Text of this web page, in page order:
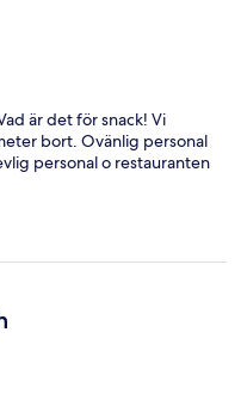
är det för snack! Vi
bort. Ovänlig personal
personal o restauranten